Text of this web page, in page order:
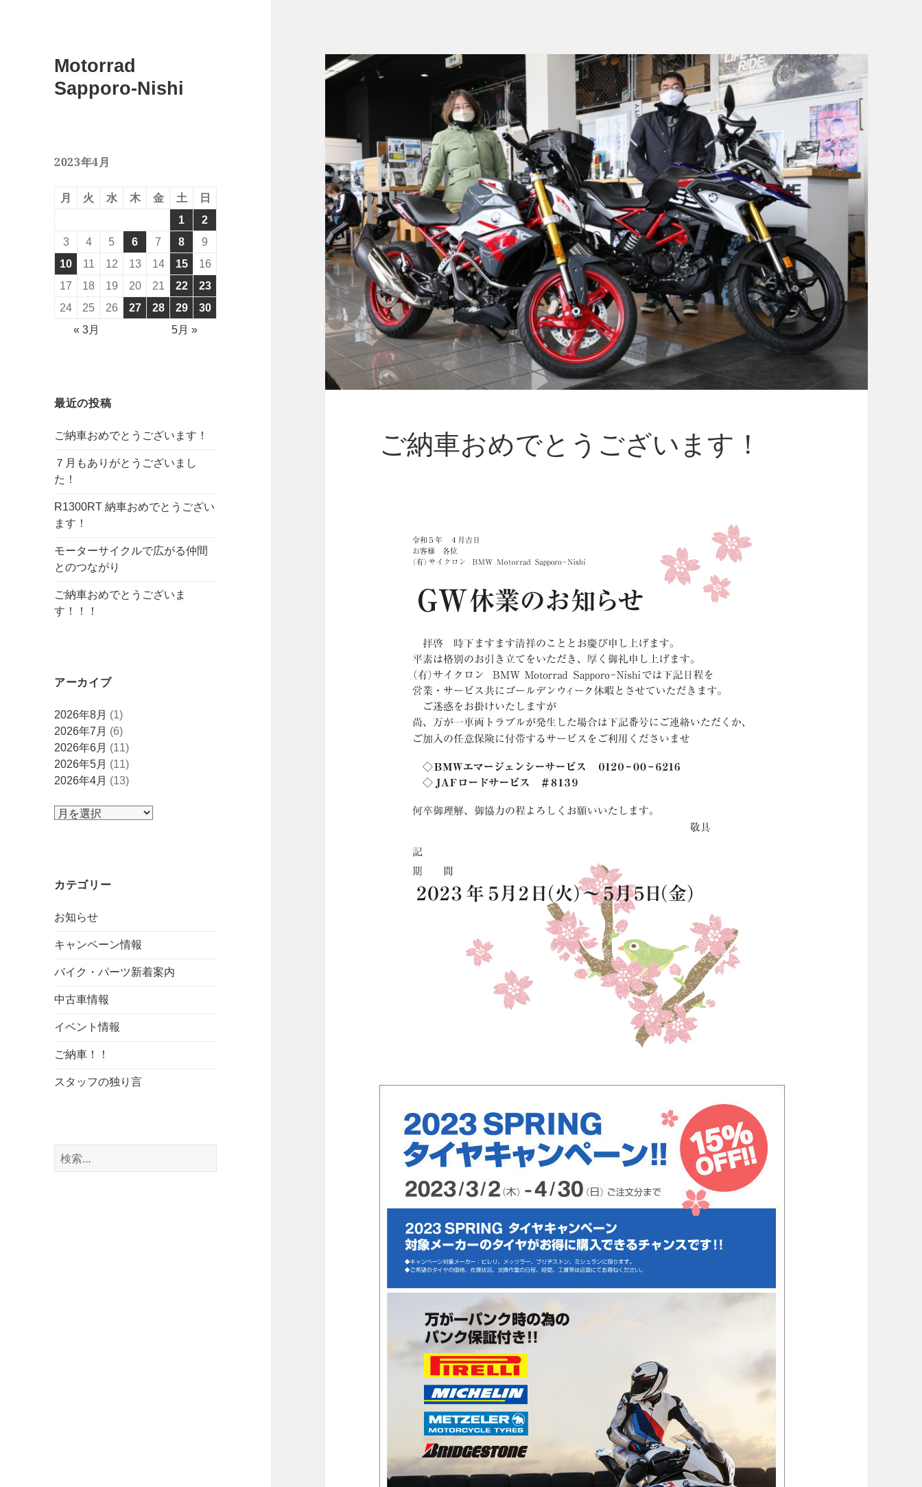
Motorrad
Sapporo-Nishi
2023年4月
月 火 水 木 金 土
日
1
2
3
4 5 6 7 8
9
10
11 12 13 14 15
16
17
18 19 20 21 22
23
24
25 26 27 28 29
30
« 3月
5月 »
最近の投稿
ご納車おめでとうございます！
７月もありがとうございまし
た！
R1300RT 納車おめでとうござい
ます！
モーターサイクルで広がる仲間
とのつながり
ご納車おめでとうございま
す！！！
アーカイブ
ア
ー
カ
イ
ブ
2026年8月 (1)
2026年7月 (6)
2026年6月 (11)
2026年5月 (11)
2026年4月 (13)
カテゴリー
お知らせ
キャンペーン情報
バイク・パーツ新着案内
中古車情報
イベント情報
ご納車！！
スタッフの独り言
検
ご納車おめでとうございます！